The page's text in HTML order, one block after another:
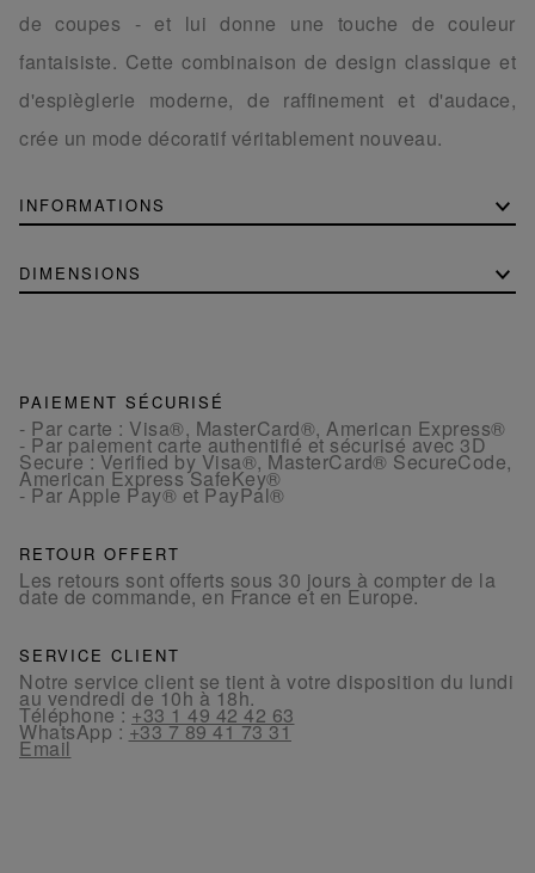
de coupes - et lui donne une touche de couleur
fantaisiste. Cette combinaison de design classique et
d'espièglerie moderne, de raffinement et d'audace,
crée un mode décoratif véritablement nouveau.
INFORMATIONS
DIMENSIONS
PAIEMENT SÉCURISÉ
- Par carte : Visa®, MasterCard®, American Express®
- Par paiement carte authentifié et sécurisé avec 3D
Secure : Verified by Visa®, MasterCard® SecureCode,
American Express SafeKey®
- Par Apple Pay® et PayPal®
RETOUR OFFERT
Les retours sont offerts sous 30 jours à compter de la
date de commande, en France et en Europe.
SERVICE CLIENT
Notre service client se tient à votre disposition du lundi
au vendredi de 10h à 18h.
Téléphone : +33 1 49 42 42 63
WhatsApp : +33 7 89 41 73 31
Email